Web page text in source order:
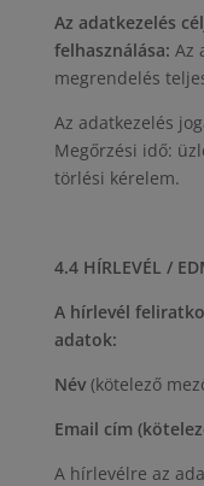
Az adatkezelés
felhasználása: Az
megrendelés
Az adatkezelés
Megőrzési idő:
törlési kérelem.
4.4 HÍRLEVÉL /
A hírlevél
adatok:
Név(kötelező
Email cím
A hírlevélre az